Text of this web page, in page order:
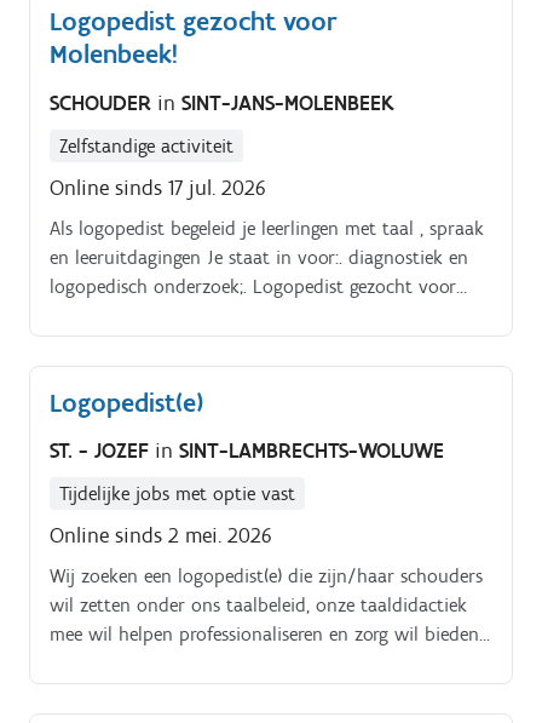
leerkrachten, coachen de leerkrachten waar nodig en
bewaken het vakoverschrijdende en functionele
vaardigheden, SMOG en maatschappelijk lezen In
overleg met de leerkracht wordt er bepaald wanneer
geven, klasondersteunend of geïntegreerd te werken,
deelgroepen te behandelen of individuele therapie te
geven.
Logopedist gezocht voor
Molenbeek!
SCHOUDER in SINT-JANS-MOLENBEEK
Zelfstandige activiteit
Online sinds 17 jul. 2026
Als logopedist begeleid je leerlingen met taal , spraak
en leeruitdagingen Je staat in voor:. diagnostiek en
logopedisch onderzoek;. Logopedist gezocht voor
kinderen die jouw hulp hard nodig hebben?.
Logopedist(e)
ST. - JOZEF in SINT-LAMBRECHTS-WOLUWE
Tijdelijke jobs met optie vast
Online sinds 2 mei. 2026
Wij zoeken een logopedist(e) die zijn/haar schouders
wil zetten onder ons taalbeleid, onze taaldidactiek
mee wil helpen professionaliseren en zorg wil bieden